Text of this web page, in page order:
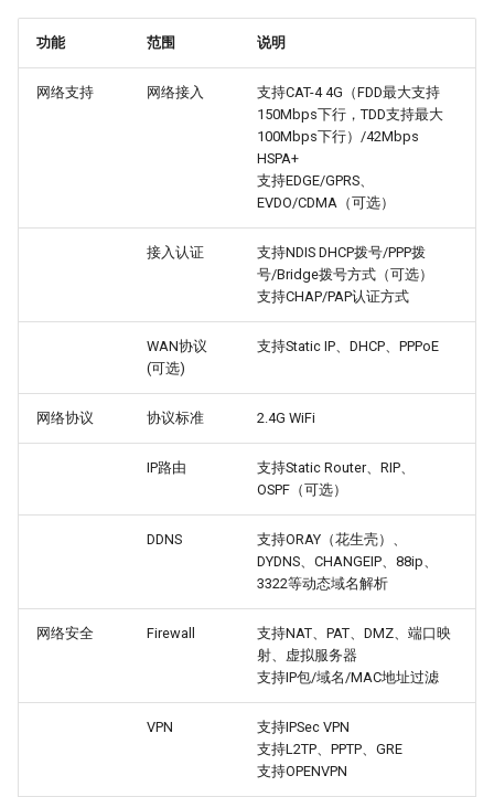
功能 范围 说明
网络支持 网络接入
支持CAT-4 4G（FDD最大支持
150Mbps下行，TDD支持最大
100Mbps下行）/42Mbps
HSPA+
支持EDGE/GPRS、
EVDO/CDMA（可选）
接入认证
支持NDIS DHCP拨号/PPP拨
号/Bridge拨号方式（可选）
支持CHAP/PAP认证方式
WAN协议
(可选)
支持Static IP、DHCP、PPPoE
网络协议 协议标准 2.4G WiFi
IP路由
支持Static Router、RIP、
OSPF（可选）
DDNS
支持ORAY（花生壳）、
DYDNS、CHANGEIP、88ip、
3322等动态域名解析
网络安全 Firewall
支持NAT、PAT、DMZ、端口映
射、虚拟服务器
支持IP包/域名/MAC地址过滤
VPN
支持IPSec VPN
支持L2TP、PPTP、GRE
支持OPENVPN